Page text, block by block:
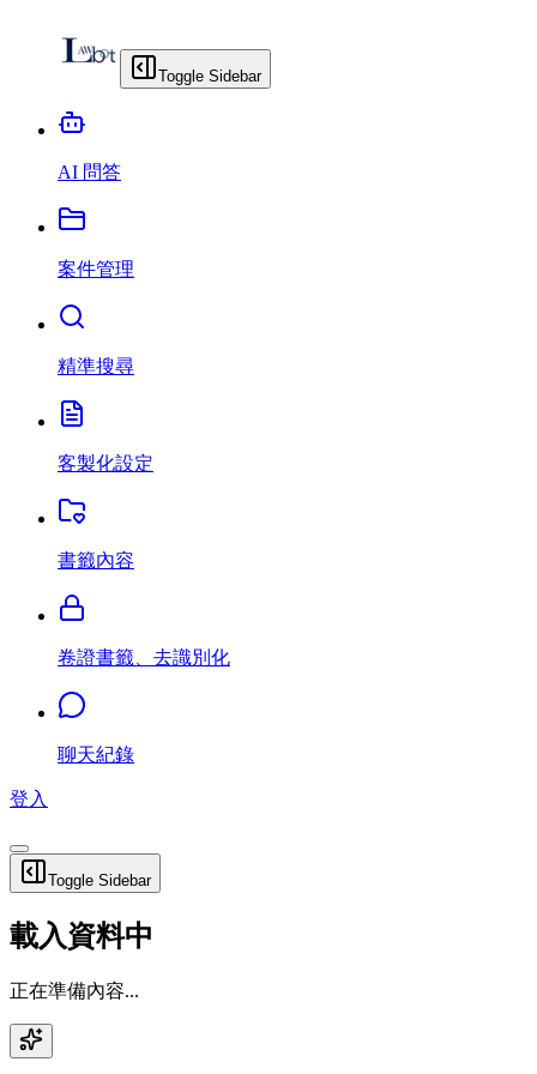
Toggle Sidebar
AI 問答
案件管理
精準搜尋
客製化設定
書籤內容
卷證書籤、去識別化
聊天紀錄
登入
Toggle Sidebar
載入資料中
正在準備內容...